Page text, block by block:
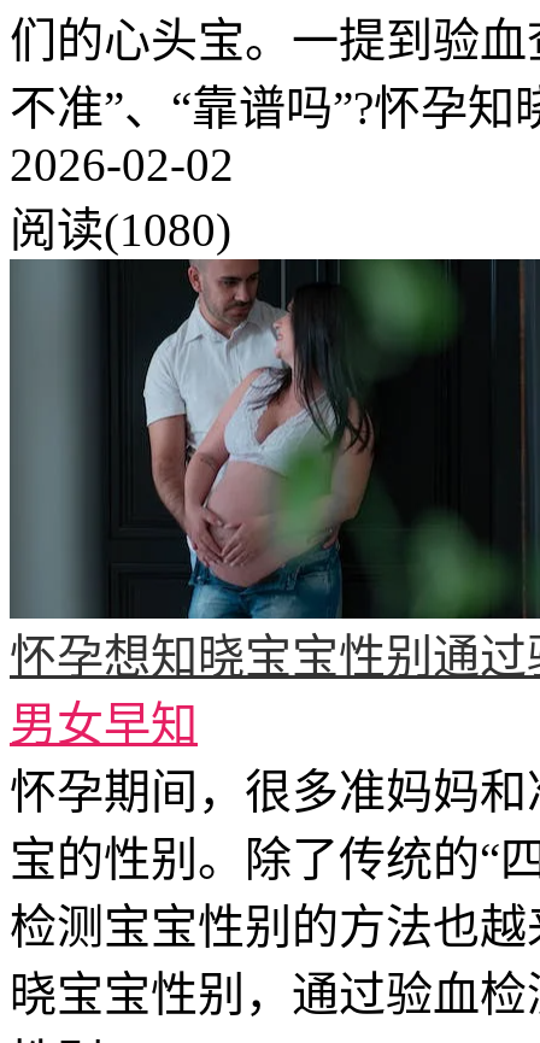
们的心头宝。一提到验
不准”、“靠谱吗”?怀孕
2026-02-02
阅读(1080)
怀孕想知晓宝宝性别通
男女早知
怀孕期间，很多准妈妈
宝的性别。除了传统的“
检测宝宝性别的方法也
晓宝宝性别，通过验血